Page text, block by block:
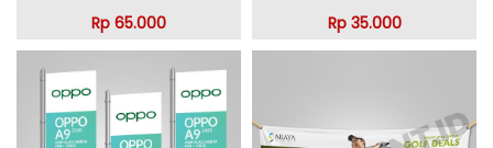
Rp 65.000 Rp 35.000